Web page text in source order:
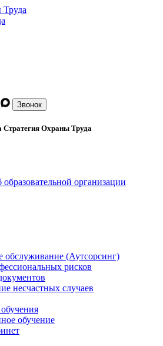
Звонок
Стратегия Охраны Труда
организации
обслуживание (Аутсорсинг)
рисков
несчастных случаев
обучение